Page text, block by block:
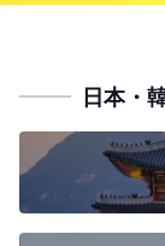
日本・